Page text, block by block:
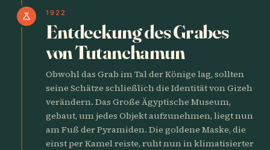
science 1922
Entdeckung des Grabes
von Tutanchamun
Obwohl das Grab im Tal der Könige lag, sollten
seine Schätze schließlich die Identität von Gizeh
verändern. Das Große Ägyptische Museum,
gebaut, um jedes Objekt aufzunehmen, liegt nun
am Fuß der Pyramiden. Die goldene Maske, die
einst per Kamel reiste, ruht nun in klimatisierter